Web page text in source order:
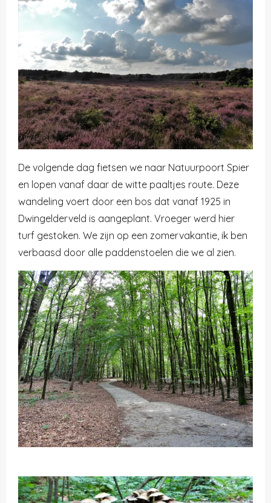
De volgende dag fietsen we naar Natuurpoort Spier
en lopen vanaf daar de witte paaltjes route. Deze
wandeling voert door een bos dat vanaf 1925 in
Dwingelderveld is aangeplant. Vroeger werd hier
turf gestoken. We zijn op een zomervakantie, ik ben
verbaasd door alle paddenstoelen die we al zien.